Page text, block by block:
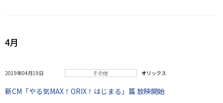
4月
2019年04月19日 その他 オリックス
新CM「やる気MAX！ORIX！はじまる」篇 放映開始